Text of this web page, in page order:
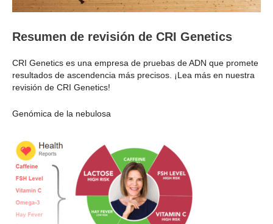
Resumen de revisión de CRI Genetics
CRI Genetics es una empresa de pruebas de ADN que promete
resultados de ascendencia más precisos. ¡Lea más en nuestra
revisión de CRI Genetics!
Genómica de la nebulosa